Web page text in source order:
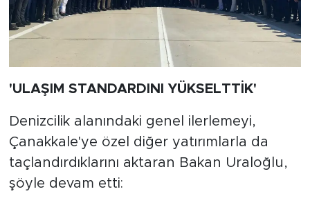
'ULAŞIM STANDARDINI YÜKSELTTİK'
Denizcilik alanındaki genel ilerlemeyi,
Çanakkale'ye özel diğer yatırımlarla da
taçlandırdıklarını aktaran Bakan Uraloğlu,
şöyle devam etti: